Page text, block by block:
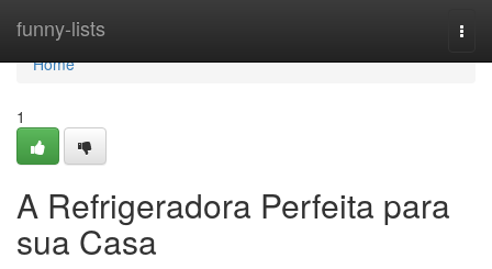
funny-lists
Home
Home
1
A Refrigeradora Perfeita para
sua Casa